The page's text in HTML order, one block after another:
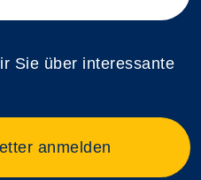
Sie über interessante
anmelden